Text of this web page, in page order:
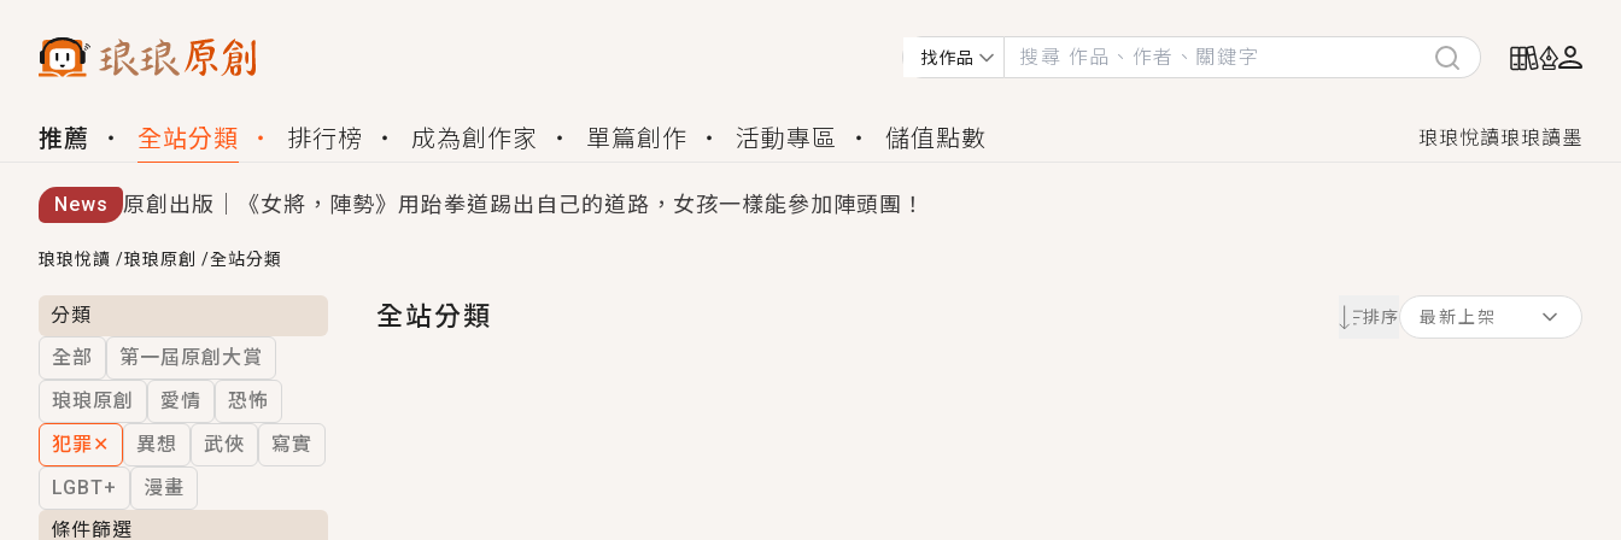
找作品
推薦 全站分類 排行榜 成為創作家 單篇創作 活動專區 儲值點數 琅琅悅讀琅琅讀墨
News 原創出版｜《女將，陣勢》用跆拳道踢出自己的道路，女孩一樣能參加陣頭團！
創,作家招募｜華文小說創作首選！有機會獲得豐富廣宣資源、專屬服務與獨享福利！
小編心動書單｜《離婚你提的，二婚嫁大佬，你哭什麼？》追妻火葬場！前夫失憶移情別戀，她頭也不回找新歡，他居然還後悔了？
GL｜《夏日與檸檬與重疊世界》炎熱的夏日、檸檬的香氣、互相愛慕的兩位少女，今夏最推純愛GL漫畫！
BL｜《費洛蒙中毒》救命！特殊費洛蒙體質世界觀，無法抗拒的吸引力，已中毒Σ>―(〃°ω°〃)♡→
OMG你嚇到我了｜《陰陽鬼店》上班族買了房子模型，但現實中買下的竟是屬於他的停屍櫃？！
言情｜《國語推行員》每個人心中都有一個連自己也無法改變的永恆， 他的一生將不由自主追逐著她……
琅琅悅讀 /琅琅原創 /全站分類
分類
全部
第一屆原創大賞
琅琅原創
愛情
恐怖
犯罪✕ 異想 武俠
寫實
LGBT+
漫畫
條件篩選
全站分類 排序 最新上架